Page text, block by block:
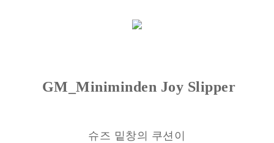
GM_Miniminden Joy Slipper
슈즈 밑창의 쿠션이